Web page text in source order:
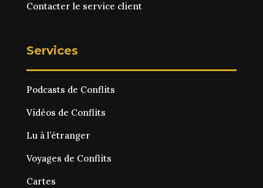
Contacter le service client
Services
Podcasts de Conflits
Vidéos de Conflits
Lu à l’étranger
Voyages de Conflits
Cartes